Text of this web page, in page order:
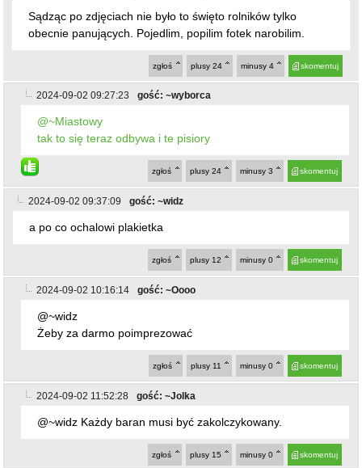
Sądząc po zdjęciach nie było to święto rolników tylko
obecnie panujących. Pojedlim, popilim fotek narobilim.
skomentuj
minusy 4
plusy 24
zgłoś
2024-09-02 09:27:23 gość: ~wyborca
@~Miastowy
tak to się teraz odbywa i te pisiory
skomentuj
minusy 3
plusy 24
zgłoś
2024-09-02 09:37:09 gość: ~widz
a po co ochalowi plakietka
skomentuj
minusy 0
plusy 12
zgłoś
2024-09-02 10:16:14 gość: ~Oooo
@~widz
Żeby za darmo poimprezować
skomentuj
minusy 0
plusy 11
zgłoś
2024-09-02 11:52:28 gość: ~Jolka
@~widz Każdy baran musi być zakolczykowany.
skomentuj
minusy 0
plusy 15
zgłoś